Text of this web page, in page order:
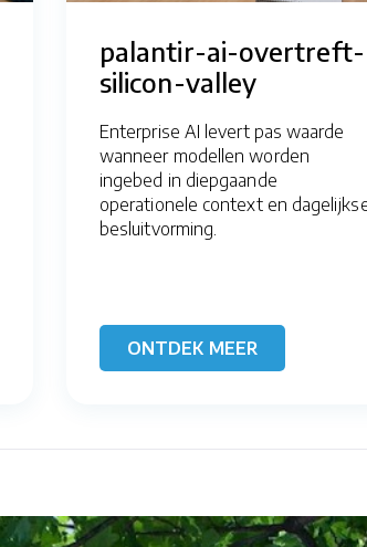
palantir-ai-overtreft-
silicon-valley
Enterprise AI levert pas waarde
wanneer modellen worden
ingebed in diepgaande
operationele context en
besluitvorming.
ONTDEK MEER